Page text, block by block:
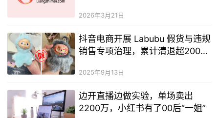
2026年3月21日
抖音电商开展 Labubu 假货与违规
销售专项治理，累计清退超200个
2025年9月13日
边开直播边做实验，单场卖出
2200万，小红书有了00后“一姐”